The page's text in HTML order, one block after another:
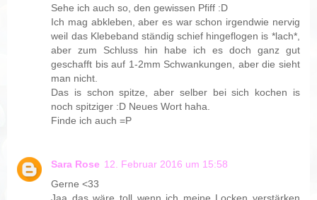
Sehe ich auch so, den gewissen Pfiff :D
Ich mag abkleben, aber es war schon irgendwie nervig
weil das Klebeband ständig schief hingeflogen is *lach*,
aber zum Schluss hin habe ich es doch ganz gut
geschafft bis auf 1-2mm Schwankungen, aber die sieht
man nicht.
Das is schon spitze, aber selber bei sich kochen is
noch spitziger :D Neues Wort haha.
Finde ich auch =P
Sara Rose 12. Februar 2016 um 15:58
Gerne <33